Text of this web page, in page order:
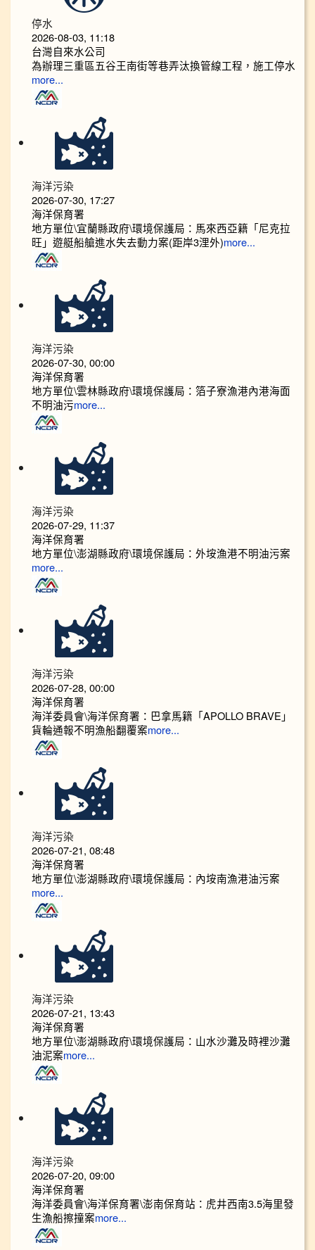
停水
2026-08-03, 11:18
台灣自來水公司
為辦理三重區五谷王南街等巷弄汰換管線工程，施工停水
more...
海洋污染
2026-07-30, 17:27
海洋保育署
地方單位\宜蘭縣政府\環境保護局：馬來西亞籍「尼克拉
旺」遊艇船艙進水失去動力案(距岸3浬外)more...
海洋污染
2026-07-30, 00:00
海洋保育署
地方單位\雲林縣政府\環境保護局：箔子寮漁港內港海面
不明油污more...
海洋污染
2026-07-29, 11:37
海洋保育署
地方單位\澎湖縣政府\環境保護局：外垵漁港不明油污案
more...
海洋污染
2026-07-28, 00:00
海洋保育署
海洋委員會\海洋保育署：巴拿馬籍「APOLLO BRAVE」
貨輪通報不明漁船翻覆案more...
海洋污染
2026-07-21, 08:48
海洋保育署
地方單位\澎湖縣政府\環境保護局：內垵南漁港油污案
more...
海洋污染
2026-07-21, 13:43
海洋保育署
地方單位\澎湖縣政府\環境保護局：山水沙灘及時裡沙灘
油泥案more...
海洋污染
2026-07-20, 09:00
海洋保育署
海洋委員會\海洋保育署\澎南保育站：虎井西南3.5海里發
生漁船擦撞案more...